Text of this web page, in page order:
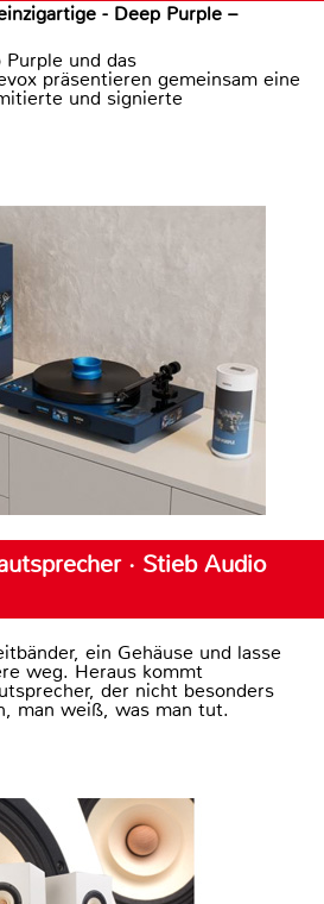
- Deep Purple –
Purple und das
präsentieren gemeinsam eine
und signierte
· Stieb Audio
ein Gehäuse und lasse
weg. Heraus kommt
der nicht besonders
man weiß, was man tut.